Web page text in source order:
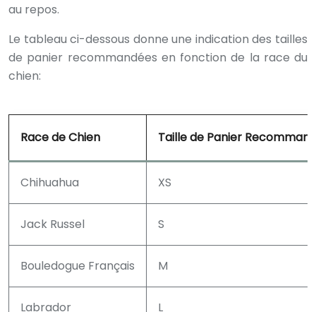
au repos.
Le tableau ci-dessous donne une indication des tailles
de panier recommandées en fonction de la race du
chien:
Race de Chien Taille de Panier
Chihuahua XS
Jack Russel S
Bouledogue Français M
Labrador L